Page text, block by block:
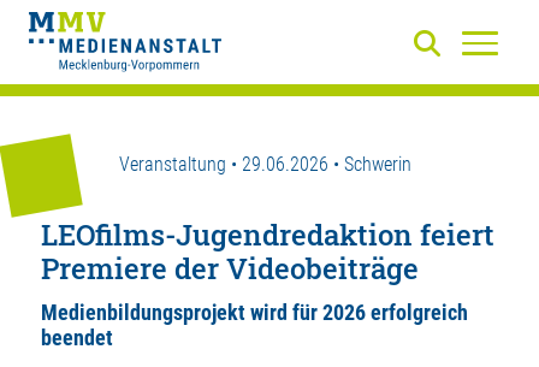
Veranstaltung • 29.06.2026 • Schwerin
LEOfilms-Jugendredaktion feiert
Premiere der Videobeiträge
Medienbildungsprojekt wird für 2026 erfolgreich
beendet